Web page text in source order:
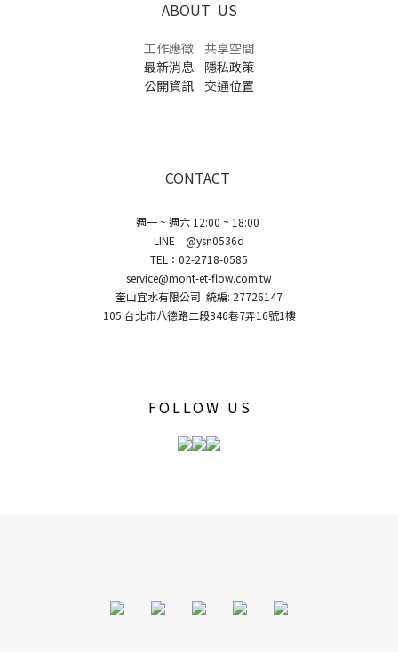
ABOUT US
工作應徵 共享空間
最新消息
隱私政策
公開資訊
交通位置
CONTACT
週一 ~ 週六 12:00 ~ 18:00
LINE : @ysn0536d
TEL：02-2718-0585
service@mont-et-flow.com.tw
奎山宜水有限公司 統編: 27726147
105 台北市八德路二段346巷7弄16號1樓
FOLLOW US